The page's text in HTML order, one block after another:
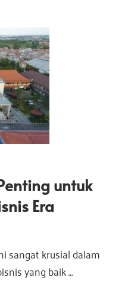
untuk
Era
sangat krusial dalam
yang baik …